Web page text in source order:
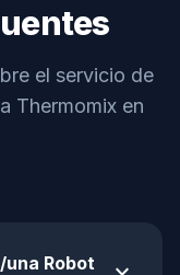
el servicio de
Thermomix en
Robot